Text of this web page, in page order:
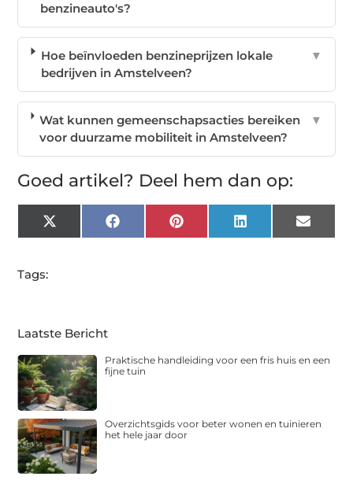
benzineauto's?
Hoe beïnvloeden benzineprijzen lokale
bedrijven in Amstelveen?
▼
Wat kunnen gemeenschapsacties bereiken
voor duurzame mobiliteit in Amstelveen?
▼
Goed artikel? Deel hem dan op:
X
(Twitter)
FacebookPinterest LinkedIn Email
Tags:
Laatste Bericht
Praktische handleiding voor een fris huis en een
fijne tuin
Overzichtsgids voor beter wonen en tuinieren
het hele jaar door